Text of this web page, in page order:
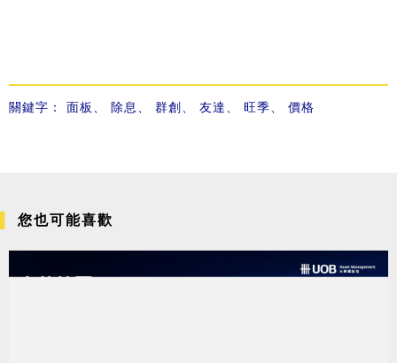
關鍵字： 面板 除息 群創 友達 旺季 價格
您也可能喜歡